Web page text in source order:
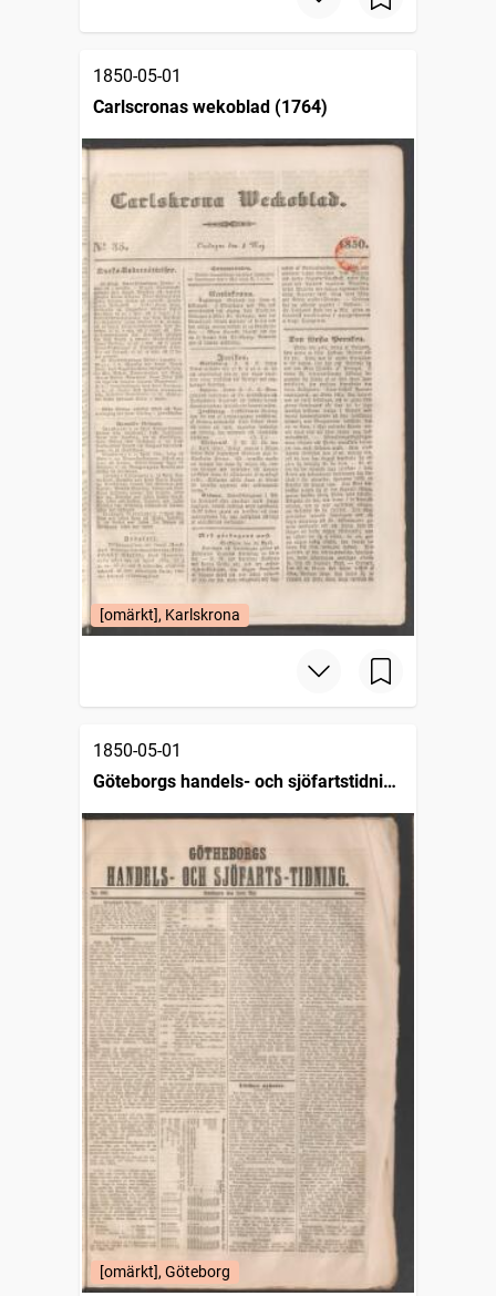
1850-05-01
Carlscronas wekoblad (1764)
[omärkt], Karlskrona
1850-05-01
Göteborgs handels- och sjöfartstidning
(1832)
[omärkt], Göteborg